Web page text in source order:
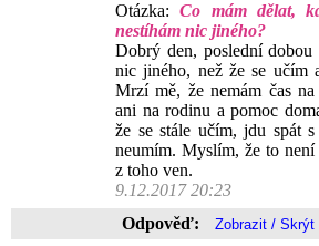
Otázka:Co mám dělat,
nestíhám nic jiného?
Dobrý den, poslední dobou
nic jiného, než že se učím
Mrzí mě, že nemám čas
ani na rodinu a pomoc
že se stále učím, jdu spát
neumím. Myslím, že to
z toho ven.
9.12.2017 20:23
Odpověď: